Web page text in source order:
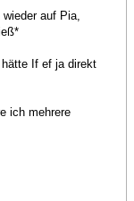
auf Pia,
If ef ja direkt
ich mehrere